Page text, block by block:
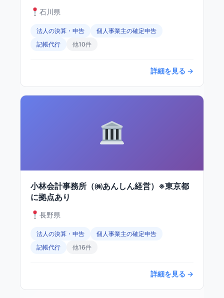
石川県
法人の決算・申告
個人事業主の確定申告
記帳代行
他10件
詳細を見る →
小林会計事務所（㈱あんしん経営）※東京都
に拠点あり
長野県
法人の決算・申告
個人事業主の確定申告
記帳代行
他16件
詳細を見る →